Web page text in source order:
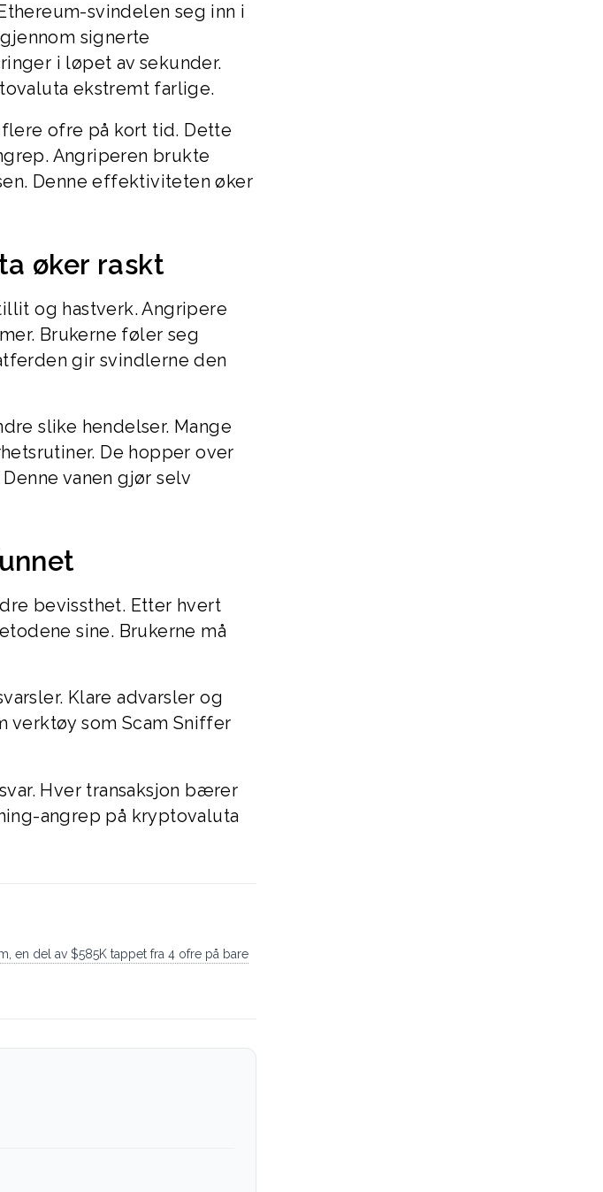
svindelen seg inn i
signerte
i løpet av sekunder.
ekstremt farlige.
ofre på kort tid. Dette
Angriperen brukte
Denne effektiviteten øker
øker raskt
og hastverk. Angripere
Brukerne føler seg
gir svindlerne den
slike hendelser. Mange
De hopper over
vanen gjør selv
bevissthet. Etter hvert
sine. Brukerne må
Klare advarsler og
verktøy som Scam Sniffer
Hver transaksjon bærer
angrep på kryptovaluta
en del av $585K tappet fra 4 ofre på bare